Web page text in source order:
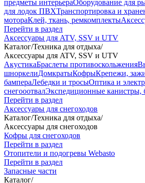
предметы интерьераОборудование для
для лодок ПВХТранспортировка и
мотораКлей, ткань, ремкомплекты
Перейти в раздел
Аксессуары для ATV, SSV и UTV
Каталог/Техника для отдыха/
Аксессуары для ATV, SSV и UTV
АкустикаБраслеты противоскольжения
шноркелиДомкратыКофрыКрепежи,
бампераЛебедки и тросыОптика и
снегооотвалЭкспедиционные канистры,
Перейти в раздел
Аксессуары для снегоходов
Каталог/Техника для отдыха/
Аксессуары для снегоходов
Кофры для снегоходов
Перейти в раздел
Отопители и подогревы Webasto
Перейти в раздел
Запасные части
Каталог/